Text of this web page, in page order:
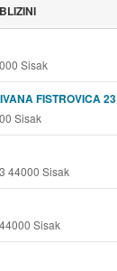
Sisak
FISTROVICA 23
Sisak
44000 Sisak
Sisak